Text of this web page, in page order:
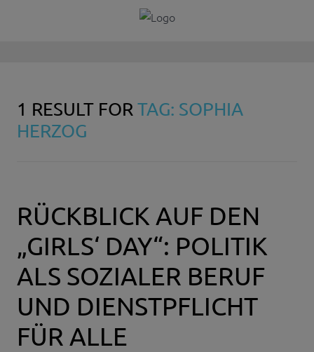
1 RESULT FORTAG: SOPHIA
HERZOG
RÜCKBLICK AUF DEN
„GIRLS‘ DAY“: POLITIK
ALS SOZIALER BERUF
UND DIENSTPFLICHT
FÜR ALLE